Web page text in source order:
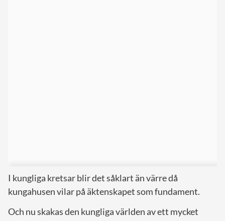
I kungliga kretsar blir det såklart än värre då
kungahusen vilar på äktenskapet som fundament.
Och nu skakas den kungliga världen av ett mycket